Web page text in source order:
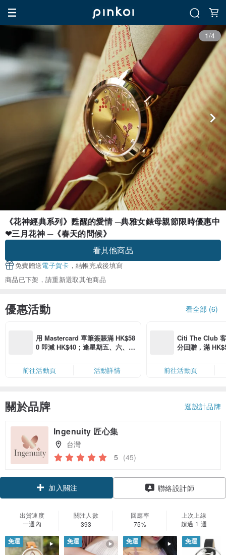
1/4
《花神經典系列》甦醒的愛情 ─典雅女錶母親節限時優惠中
❤三月花神 ─《春天的問候》
看其他商品
免費贈送電子賀卡 ，結帳完成後填寫
商品已下架，請重新選取其他商品
優惠活動 看全部 (6)
用 Mastercard 單筆簽賬滿 HK$58
0 即減 HK$40；逢星期五、六、日
限，額滿即止，僅限「常用信用
卡」結帳）
前往活動頁 活動詳情
Citi The Club
分回贈，滿
前往活動頁
關於品牌 逛設計品牌
Ingenuity 匠心集
台灣
5 (45)
加入關注 聯絡設計師
出貨速度
一週內
關注人數
393
回應率
75%
上次上線
超過 1 週
免運 免運 免運 免運